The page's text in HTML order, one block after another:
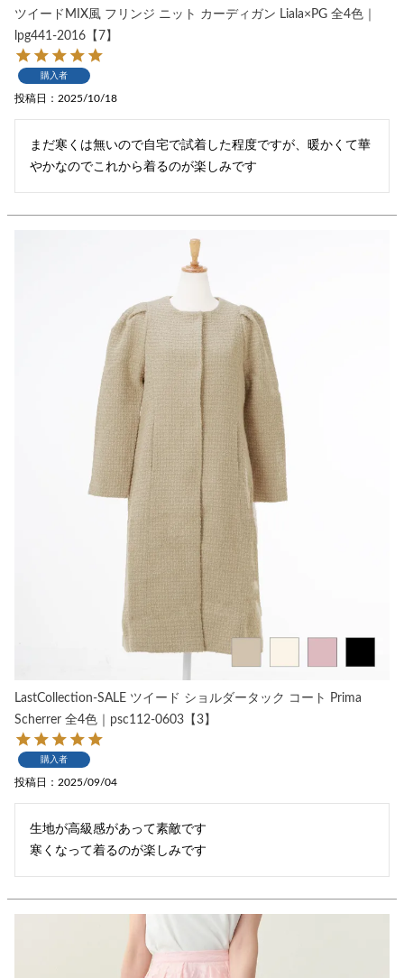
ツイードMIX風 フリンジ ニット カーディガン Liala×PG 全4色｜
lpg441-2016【7】
購入者
投稿日 2025/10/18
まだ寒くは無いので自宅で試着した程度ですが、暖かくて華
やかなのでこれから着るのが楽しみです
LastCollection-SALE ツイード ショルダータック コート Prima
Scherrer 全4色｜psc112-0603【3】
購入者
投稿日 2025/09/04
生地が高級感があって素敵です
寒くなって着るのが楽しみです